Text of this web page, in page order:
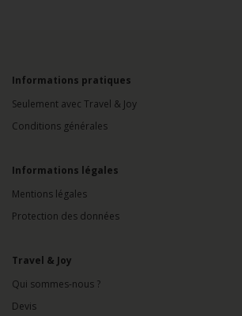
Informations pratiques
Seulement avec Travel & Joy
Conditions générales
Informations légales
Mentions légales
Protection des données
Travel & Joy
Qui sommes-nous ?
Devis